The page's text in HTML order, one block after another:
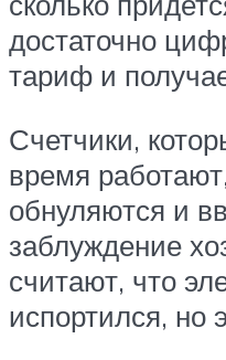
достаточно
тариф и
Счетчики,
время
обнуляются и
заблуждение
считают, что
испортился, но